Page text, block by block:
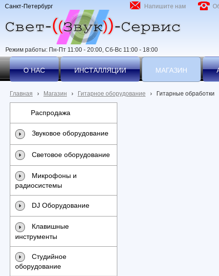
Режим работы: Пн-Пт 11:00 - 20:00, Сб-Вс 11:00 - 18:00
Напишите нам
Санкт-Петербург
О НАС ИНСТАЛЛЯЦИИ МАГАЗИН
Главная › Магазин › Гитарное оборудование › Гитарные обработки
Распродажа
Звуковое оборудование
Световое оборудование
Микрофоны и
радиосистемы
DJ Оборудование
Клавишные
инструменты
Студийное
оборудование